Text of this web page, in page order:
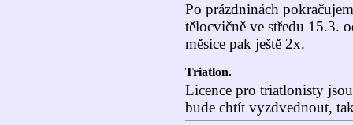
Po prázdninách
tělocvičně ve středu 15.3.
měsíce pak ještě 2x.
Triatlon.
Licence pro triatlonisty
bude chtít vyzdvednout,